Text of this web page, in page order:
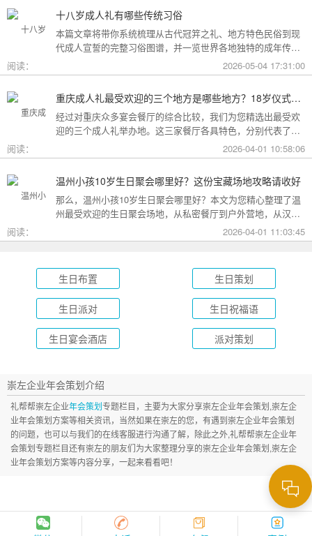
十八岁成人礼有哪些传统习俗
本篇文章将带你系统梳理从古代冠笄之礼、地方特色民俗到现
代成人宣誓的完整习俗图谱，并一览世界各地独特的成年传
阅读： 2026-05-04 17:31:00
重庆成人礼最受欢迎的三个地方是哪些地方？18岁仪式感首选这三家
经过对重庆众多宴会餐厅的综合比较，我们为您精选出最受欢
迎的三个成人礼举办地。这三家餐厅各具特色，分别代表了文
化格调、传统品质与新奇体验三个不同方向，能够满足不同家
庭的需求。
阅读： 2026-04-01 10:58:06
温州小孩10岁生日聚会哪里好？这份宝藏场地攻略请收好
那么，温州小孩10岁生日聚会哪里好？本文为您精心整理了温
州最受欢迎的生日聚会场地，从私密餐厅到户外营地，从汉服
成长礼到绿茵场派对，总有一款适合您的孩子！
阅读： 2026-04-01 11:03:45
生日布置 生日策划
生日派对 生日祝福语
生日宴会酒店 派对策划
崇左企业年会策划介绍
礼帮帮崇左企业年会策划专题栏目，主要为大家分享崇左企业年会策划,崇左企
业年会策划方案等相关资讯，当然如果在崇左的您，有遇到崇左企业年会策划
的问题，也可以与我们的在线客服进行沟通了解，除此之外,礼帮帮崇左企业年
会策划专题栏目还有崇左的朋友们为大家整理分享的崇左企业年会策划,崇左企
业年会策划方案等内容分享，一起来看看吧！